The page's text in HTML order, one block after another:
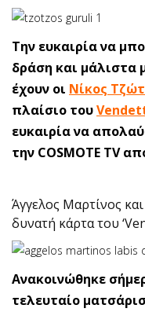
Την ευκαιρία να
δράση και μάλιστα
έχουν οι Νίκος
πλαίσιο του
ευκαιρία να
την COSMOTE TV
Άγγελος Μαρτίνος
δυνατή κάρτα του
Ανακοινώθηκε
τελευταίο